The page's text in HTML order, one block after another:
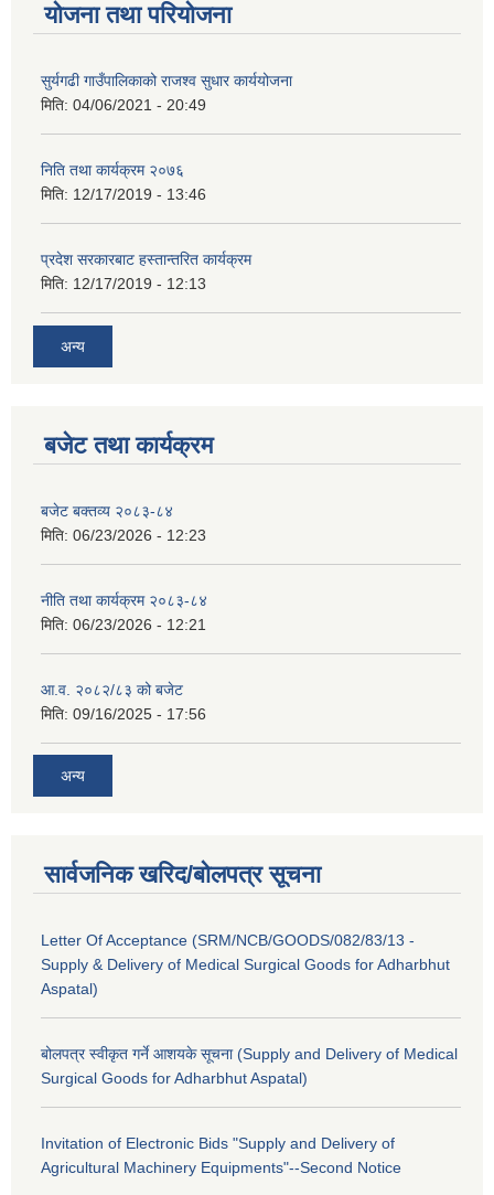
योजना तथा परियोजना
सुर्यगढी गाउँपालिकाको राजश्व सुधार कार्ययोजना
मिति: 04/06/2021 - 20:49
निति तथा कार्यक्रम २०७६
मिति: 12/17/2019 - 13:46
प्रदेश सरकारबाट हस्तान्तरित कार्यक्रम
मिति: 12/17/2019 - 12:13
अन्य
बजेट तथा कार्यक्रम
बजेट बक्तव्य २०८३-८४
मिति: 06/23/2026 - 12:23
नीति तथा कार्यक्रम २०८३-८४
मिति: 06/23/2026 - 12:21
आ.व. २०८२/८३ को बजेट
मिति: 09/16/2025 - 17:56
अन्य
सार्वजनिक खरिद/बोलपत्र सूचना
Letter Of Acceptance (SRM/NCB/GOODS/082/83/13 -
Supply & Delivery of Medical Surgical Goods for Adharbhut
Aspatal)
बोलपत्र स्वीकृत गर्ने आशयके सूचना (Supply and Delivery of Medical
Surgical Goods for Adharbhut Aspatal)
Invitation of Electronic Bids "Supply and Delivery of
Agricultural Machinery Equipments"--Second Notice